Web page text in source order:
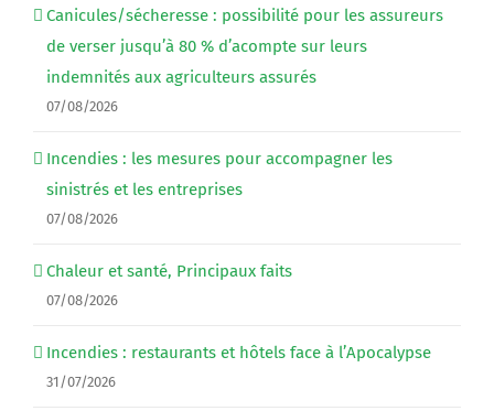
Canicules/sécheresse : possibilité pour les assureurs
de verser jusqu’à 80 % d’acompte sur leurs
indemnités aux agriculteurs assurés
07/08/2026
Incendies : les mesures pour accompagner les
sinistrés et les entreprises
07/08/2026
Chaleur et santé, Principaux faits
07/08/2026
Incendies : restaurants et hôtels face à l’Apocalypse
31/07/2026